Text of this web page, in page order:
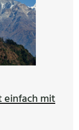
einfach mit